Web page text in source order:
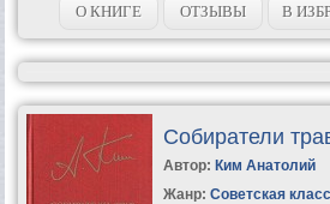
О КНИГЕ ОТЗЫВЫ В
Собиратели
Автор: Ким Анатолий
Жанр: Советская